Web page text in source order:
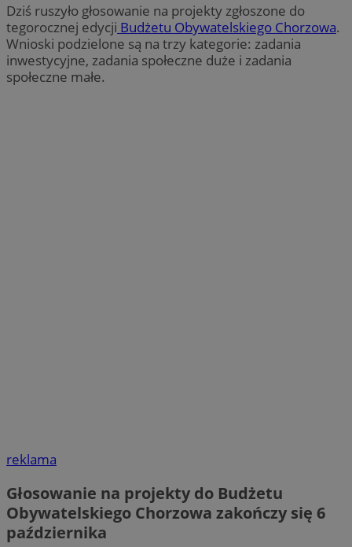
Dziś ruszyło głosowanie na projekty zgłoszone do
tegorocznej edycji Budżetu Obywatelskiego Chorzowa.
Wnioski podzielone są na trzy kategorie: zadania
inwestycyjne, zadania społeczne duże i zadania
społeczne małe.
reklama
Głosowanie na projekty do Budżetu
Obywatelskiego Chorzowa zakończy się 6
października